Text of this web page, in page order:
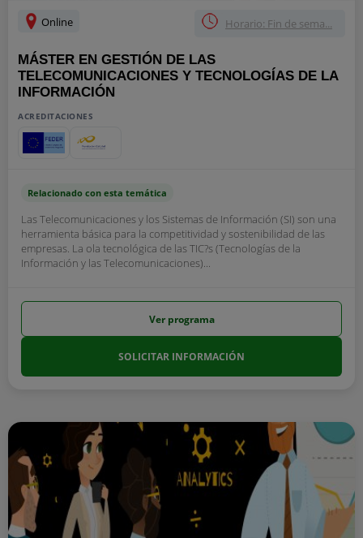
Online Horario: Fin de sema...
MÁSTER EN GESTIÓN DE LAS
TELECOMUNICACIONES Y TECNOLOGÍAS DE LA
INFORMACIÓN
ACREDITACIONES
Relacionado con esta temática
Las Telecomunicaciones y los Sistemas de Información (SI) son una
herramienta básica para la competitividad y sostenibilidad de las
empresas. La ola tecnológica de las TIC?s (Tecnologías de la
Información y las Telecomunicaciones)...
Ver programa
SOLICITAR INFORMACIÓN